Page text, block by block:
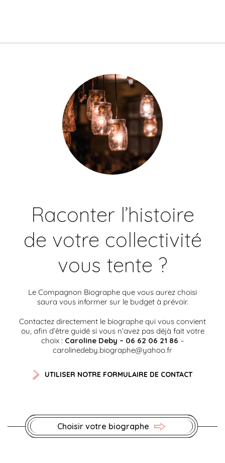
Raconter l’histoire
de votre collectivité
vous tente ?
Le Compagnon Biographe que vous aurez choisi
saura vous informer sur le budget à prévoir.
Contactez directement le biographe qui vous convient
ou, afin d’être guidé si vous n’avez pas déjà fait votre
choix : Caroline Deby – 06 62 06 21 86 –
carolinedeby.biographe@yahoo.fr
UTILISER NOTRE FORMULAIRE DE CONTACT
Choisir votre biographe